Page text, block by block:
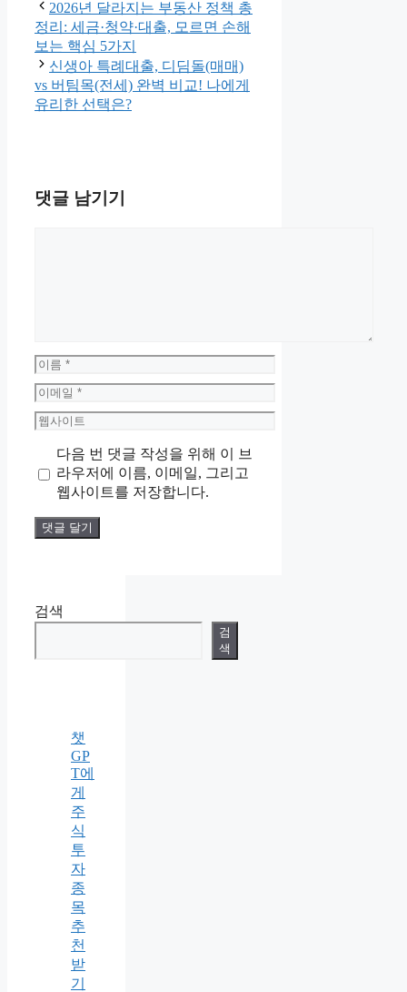
2026년 달라지는 부동산 정책 총
정리: 세금·청약·대출, 모르면 손해
보는 핵심 5가지
신생아 특례대출, 디딤돌(매매)
vs 버팀목(전세) 완벽 비교! 나에게
유리한 선택은?
댓글 남기기
이
름
이
메
일
웹
트
다음 번 댓글 작성을 위해 이 브
라우저에 이름, 이메일, 그리고
웹사이트를 저장합니다.
검색
검
색
챗
GP
T에
게
주
식
투
자
종
목
추
천
받
기